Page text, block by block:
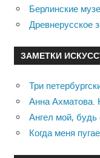
Берлинские
Древнерусское
ЗАМЕТКИ
Три
Анна Ахматова.
Ангел мой, будь
Когда меня